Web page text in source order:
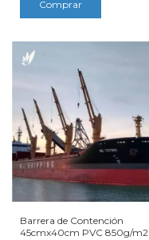
Barrera de Contención
45cmx40cm PVC 850g/m2